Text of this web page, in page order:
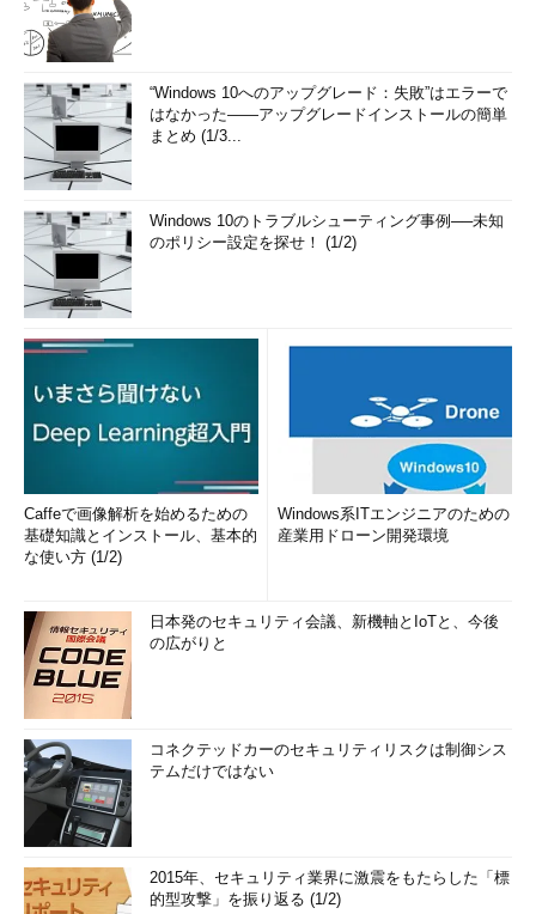
“Windows 10へのアップグレード：失敗”はエラーで
はなかった――アップグレードインストールの簡単
まとめ (1/3...
Windows 10のトラブルシューティング事例──未知
のポリシー設定を探せ！ (1/2)
Caffeで画像解析を始めるための
基礎知識とインストール、基本的
な使い方 (1/2)
Windows系ITエンジニアのための
産業用ドローン開発環境
日本発のセキュリティ会議、新機軸とIoTと、今後
の広がりと
コネクテッドカーのセキュリティリスクは制御シス
テムだけではない
2015年、セキュリティ業界に激震をもたらした「標
的型攻撃」を振り返る (1/2)